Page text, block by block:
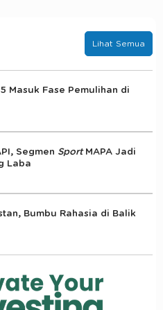
Lihat Semua
Masuk Fase Pemulihan di
Segmen Sport MAPA Jadi
Laba
Bumbu Rahasia di Balik